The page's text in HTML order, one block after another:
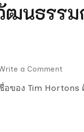
ฒนธรร
a Comment
Tim
ของ Tim Hortons